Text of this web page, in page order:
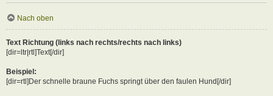
Nach oben
Text Richtung (links nach rechts/rechts nach links)
[dir=ltr|rtl]Text[/dir]
Beispiel:
[dir=rtl]Der schnelle braune Fuchs springt über den faulen Hund[/dir]